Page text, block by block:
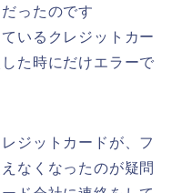
ったのです
いるクレジットカー
た時にだけエラーで
ジットカードが、フ
なくなったのが疑問